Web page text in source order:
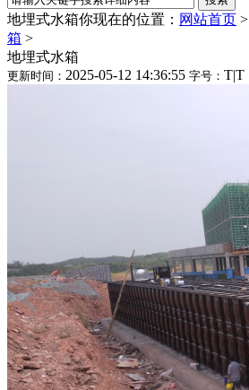
地埋式水箱你现在的位置： 网站首页 >
箱 >
地埋式水箱
更新时间： 2025-05-12 14:36:55 字号： T|T